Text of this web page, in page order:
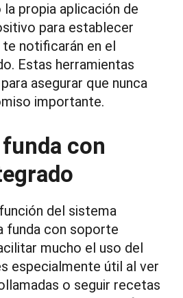
la propia aplicación de
para establecer
notificarán en el
Estas herramientas
asegurar que nunca
importante.
con
del sistema
funda con soporte
mucho el uso del
especialmente útil al ver
o seguir recetas